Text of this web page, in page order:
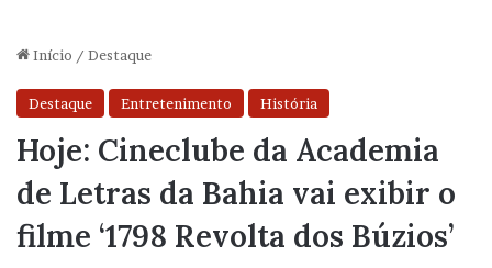
Início / Destaque
Destaque Entretenimento História
Hoje: Cineclube da Academia
de Letras da Bahia vai exibir o
filme ‘1798 Revolta dos Búzios’